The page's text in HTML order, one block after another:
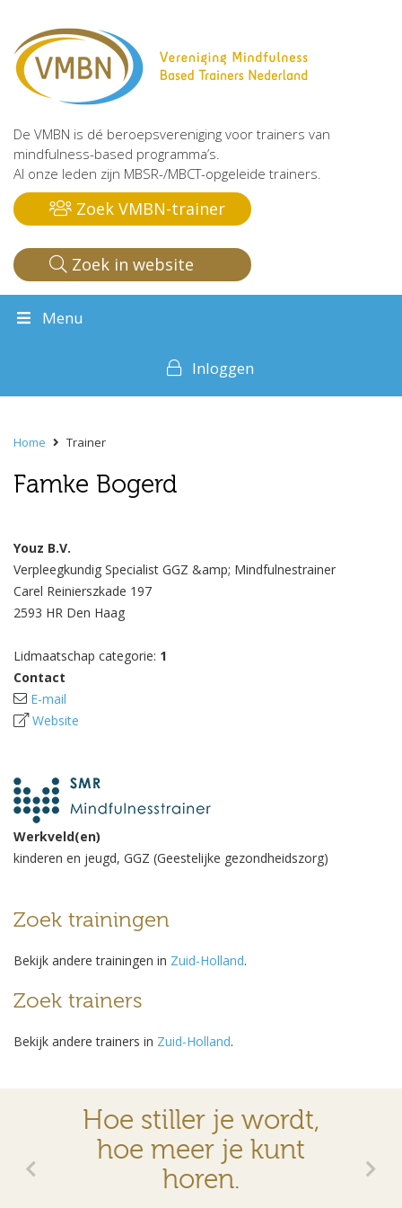
De VMBN is dé beroepsvereniging voor trainers van
mindfulness-based programma’s.
Al onze leden zijn MBSR-/MBCT-opgeleide trainers.
Zoek VMBN-trainer
Zoek in website
Menu
Inloggen
Home Trainer
Famke Bogerd
Youz B.V.
Verpleegkundig Specialist GGZ &amp; Mindfulnestrainer
Carel Reinierszkade 197
2593 HR Den Haag
Lidmaatschap categorie: 1
Contact
E-mail
Website
Werkveld(en)
kinderen en jeugd, GGZ (Geestelijke gezondheidszorg)
Zoek trainingen
Bekijk andere trainingen in Zuid-Holland.
Zoek trainers
Bekijk andere trainers in Zuid-Holland.
Hoe stiller je wordt,
hoe meer je kunt
horen.